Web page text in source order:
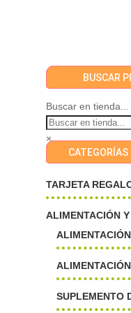
BUSCAR
Buscar en tienda...
×
CATEGORÍAS
TARJETA
ALIMENTACIÓN
ALIMENTACIÓN
SUPLEMENTO